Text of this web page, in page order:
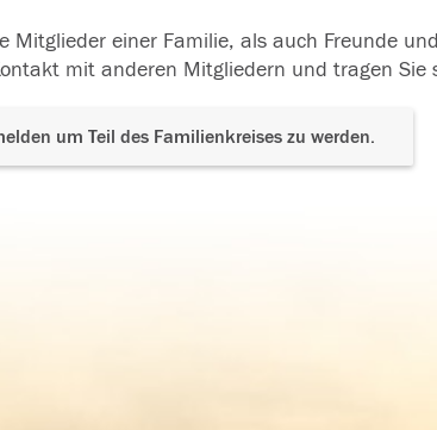
Mitglieder einer Familie, als auch Freunde
mit anderen Mitgliedern und tragen Sie
um Teil des Familienkreises zu werden.